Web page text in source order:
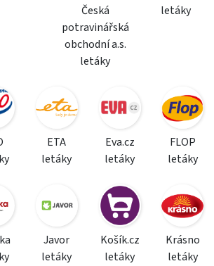
Česká
potravinářská
obchodní a.s.
letáky
letáky
ETA
letáky
Eva.cz
letáky
FLOP
letáky
Javor
letáky
Košík.cz
letáky
Krásno
letáky